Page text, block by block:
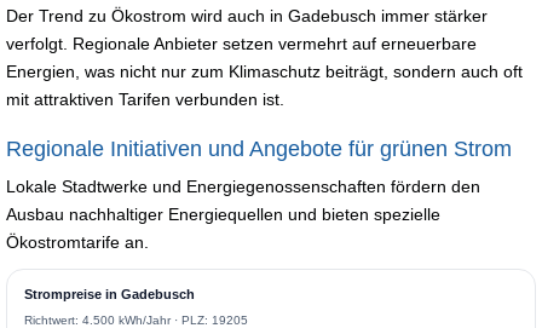
Der Trend zu Ökostrom wird auch in Gadebusch immer stärker
verfolgt. Regionale Anbieter setzen vermehrt auf erneuerbare
Energien, was nicht nur zum Klimaschutz beiträgt, sondern auch oft
mit attraktiven Tarifen verbunden ist.
Regionale Initiativen und Angebote für grünen Strom
Lokale Stadtwerke und Energiegenossenschaften fördern den
Ausbau nachhaltiger Energiequellen und bieten spezielle
Ökostromtarife an.
Strompreise in Gadebusch
Richtwert: 4.500 kWh/Jahr · PLZ: 19205